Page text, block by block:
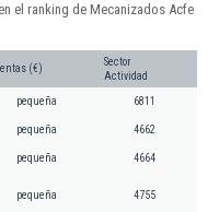
el ranking de Mecanizados Acfe
(€)
Sector
Actividad
pequeña 6811
pequeña 4662
pequeña 4664
pequeña 4755